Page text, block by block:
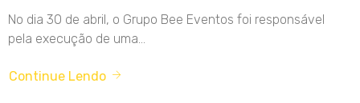
No dia 30 de abril, o Grupo Bee Eventos foi responsável
pela execução de uma...
Continue Lendo